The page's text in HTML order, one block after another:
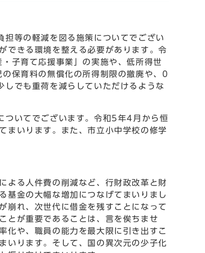
等の軽減を図る施策についてでござい
できる環境を整える必要があります。令
子育て応援事業」の実施や、低所得世
保育料の無償化の所得制限の撤廃や、0
でも重荷を減らしていただけるような
いてでございます。令和5年4月から恒
まいります。また、市立小中学校の修学
よる人件費の削減など、行財政改革と財
基金の大幅な増加につなげてまいりまし
崩れ、次世代に借金を残すことになって
とが重要であることは、言を俟ちませ
化や、職員の能力を最大限に引き出すこ
いります。そして、国の異次元の少子化